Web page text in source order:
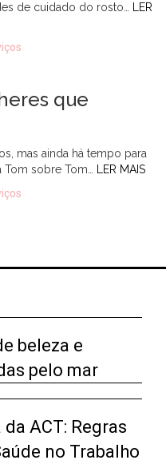
de cuidado do rosto…
LER
que
mas ainda há tempo para
sobre Tom…
LER MAIS
beleza e
pelo mar
ACT: Regras
no Trabalho